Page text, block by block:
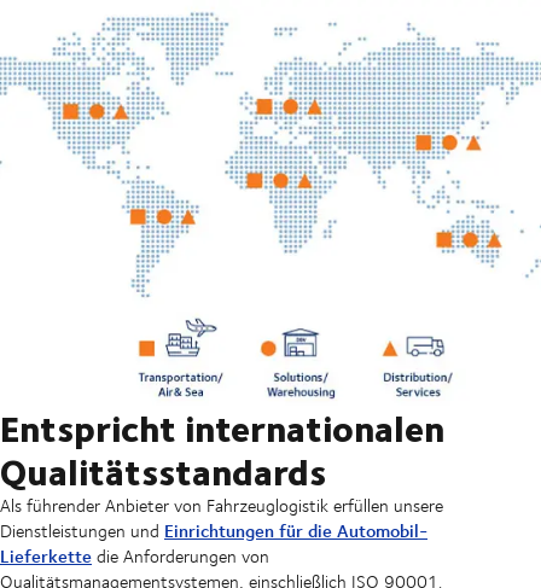
Entspricht internationalen
Qualitätsstandards
Als führender Anbieter von Fahrzeuglogistik erfüllen unsere
Dienstleistungen und Einrichtungen für die Automobil-
Lieferkettedie Anforderungen von
Qualitätsmanagementsystemen, einschließlich ISO 90001.